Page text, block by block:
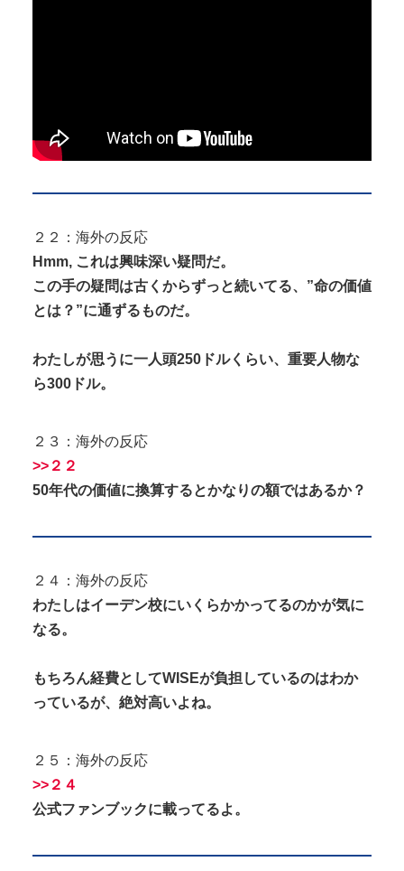
２２：海外の反応
Hmm, これは興味深い疑問だ。
この手の疑問は古くからずっと続いてる、”命の価値
とは？”に通ずるものだ。
わたしが思うに一人頭250ドルくらい、重要人物な
ら300ドル。
２３：海外の反応
>>２２
50年代の価値に換算するとかなりの額ではあるか？
２４：海外の反応
わたしはイーデン校にいくらかかってるのかが気に
なる。
もちろん経費としてWISEが負担しているのはわか
っているが、絶対高いよね。
２５：海外の反応
>>２４
公式ファンブックに載ってるよ。